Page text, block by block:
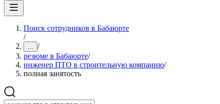
Поиск сотрудников в Бабаюрте
/
... /
резюме в Бабаюрте/
инженер ПТО в строительную компанию/
полная занятость